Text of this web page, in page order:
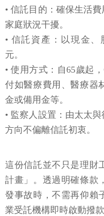
• 信託目的：確保生活
家庭狀況干擾。
• 信託資產：以現金、
元。
• 使用方式：自65歲起
付如醫療費用、醫療器
金或備用金等。
• 監察人設置：由太太
方向不偏離信託初衷。
這份信託並不只是理財
計畫」。透過明確條款
發事故時，不需再仰賴
業受託機構即時啟動撥款